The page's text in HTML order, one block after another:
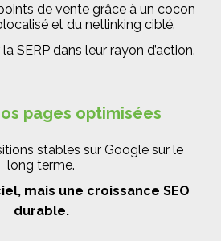
de vente grâce à un cocon
et du netlinking ciblé.
SERP dans leur rayon d’action.
pages optimisées
stables sur Google sur le
long terme.
mais une croissance SEO
durable.